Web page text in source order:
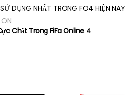
DỤNG NHẤT TRONG FO4 HIỆN NAY
ON
Chất Trong FiFa Online 4